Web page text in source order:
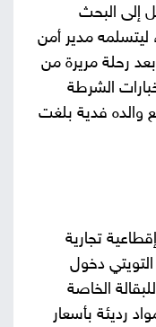
إلى البحث
ليتسلمه مدير أمن
رحلة مريرة من
الشرطة
والده فدية بلغت
تجارية
دخول
الخاصة
رديئة بأسعار